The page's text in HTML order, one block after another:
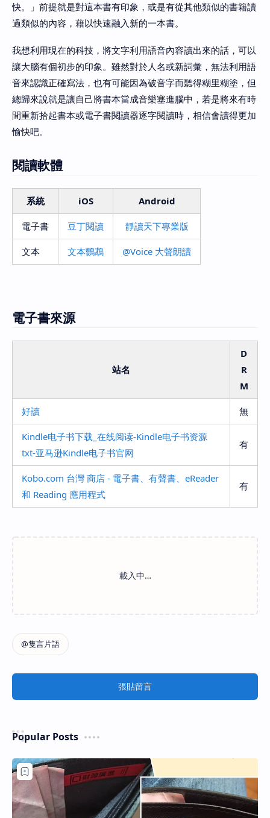
快。」前提就是對這本書有印象，或是有從其他類似的書籍讀
過類似的內容，藉以快速融入新的一本書。
我想利用現在的科技，將文字利用語音內容讀出來的話，可以
讓大腦有個初步的印象。雖然對於人名或新詞彙，無法利用語
音來認識正確寫法，也有可能因為破音字而聽得糊里糊塗，但
總歸來說就是讓自己將書本當成音樂塞進腦中，若是將來有時
間重新拾起書本或電子書閱讀器逐字閱讀時，相信會讀得更加
愉快吧。
閱讀軟體
系統 iOS Android
電子書 豆丁閱讀 靜讀天下專業版
文本 文本鸚鵡 @Voice 大聲朗讀
電子書來源
站名
D
R
M
好讀 無
Kindle电子书下载_在线阅读-Kindle电子书资源
txt-亚马逊Kindle电子书官网
有
Kobo.com 台灣 商店 - 電子書、有聲書、eReader
和 Reading 應用程式
有
張貼留言
Popular Posts